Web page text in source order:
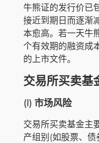
牛熊证的发行价已
接近到期日而逐渐
本愈高。若一天牛
个有效期的融资成
的上市文件。
交易所买卖基
(l) 市场风险
交易所买卖基金主
产组别(如股票、